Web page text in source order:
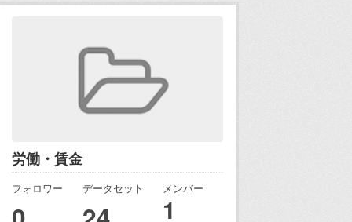
労働・賃金
フォロワー データセット メンバー
1